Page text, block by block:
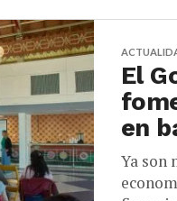
El
en
Ya son